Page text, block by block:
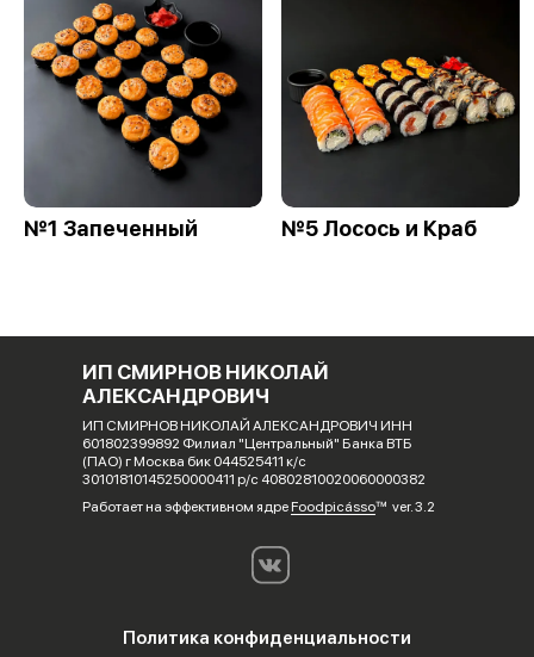
№1 Запеченный №5 Лосось и Краб
ИП СМИРНОВ НИКОЛАЙ
АЛЕКСАНДРОВИЧ
ИП СМИРНОВ НИКОЛАЙ АЛЕКСАНДРОВИЧ ИНН
601802399892 Филиал "Центральный" Банка ВТБ
(ПАО) г Москва бик 044525411 к/с
30101810145250000411 р/с 40802810020060000382
Работает на эффективном ядре Foodpicássover. 3.2
Политика конфиденциальности